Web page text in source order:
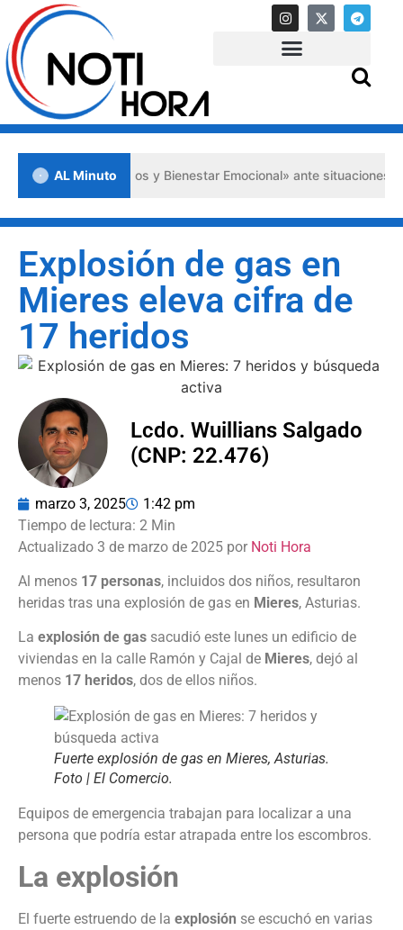
AL Minuto
Psicológicos y Bienestar Emocional» ante situaciones de crisis
Explosión de gas en
Mieres eleva cifra de
17 heridos
Lcdo. Wuillians Salgado
(CNP: 22.476)
marzo 3, 2025 1:42 pm
Actualizado 3 de marzo de 2025 por Noti Hora
Al menos 17 personas, incluidos dos niños, resultaron
heridas tras una explosión de gas en Mieres, Asturias.
La explosión de gas sacudió este lunes un edificio de
viviendas en la calle Ramón y Cajal de Mieres, dejó al
menos 17 heridos, dos de ellos niños.
Fuerte explosión de gas en Mieres, Asturias.
Foto | El Comercio.
Equipos de emergencia trabajan para localizar a una
persona que podría estar atrapada entre los escombros.
La explosión
El fuerte estruendo de la explosión se escuchó en varias